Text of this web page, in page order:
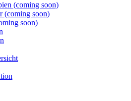
(coming soon)
(coming soon)
soon)